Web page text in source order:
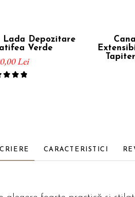
Lada Depozitare
Verde
Lei
CARACTERISTICI